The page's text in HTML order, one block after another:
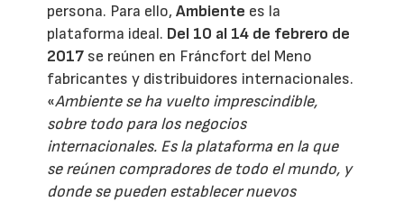
persona. Para ello,Ambiente es la
plataforma ideal. Del 10 al 14 de febrero de
2017 se reúnen en Fráncfort del Meno
fabricantes y distribuidores internacionales.
«Ambiente se ha vuelto imprescindible,
sobre todo para los negocios
internacionales. Es la plataforma en la que
se reúnen compradores de todo el mundo, y
donde se pueden establecer nuevos